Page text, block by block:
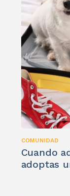
COMUNIDAD
Cuando
adoptas